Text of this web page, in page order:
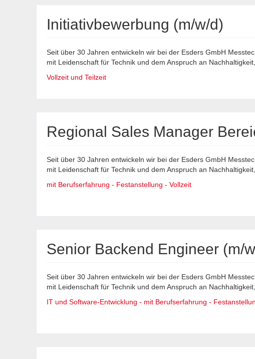
Initiativbewerbung (m/w/d)
Seit über 30 Jahren entwickeln wir bei der Esders GmbH
mit Leidenschaft für Technik und dem Anspruch an
Vollzeit und Teilzeit
Regional Sales Manager
Seit über 30 Jahren entwickeln wir bei der Esders GmbH
mit Leidenschaft für Technik und dem Anspruch an
mit Berufserfahrung - Festanstellung - Vollzeit
Senior Backend Engineer (m/
Seit über 30 Jahren entwickeln wir bei der Esders GmbH
mit Leidenschaft für Technik und dem Anspruch an
IT und Software-Entwicklung - mit Berufserfahrung -